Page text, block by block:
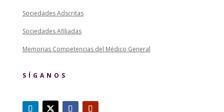
Sociedades Adscritas
Sociedades Afiliadas
Memorias Competencias del Médico General
SÍGANOS